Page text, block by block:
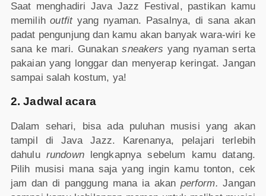
Saat menghadiri Java Jazz Festival, pastikan kamu
memilihoutfityang nyaman. Pasalnya, di sana akan
padat pengunjung dan kamu akan banyak wara-wiri ke
sana ke mari. Gunakansneakers yang nyaman serta
pakaian yang longgar dan menyerap keringat. Jangan
sampai salah kostum, ya!
2. Jadwal acara
Dalam sehari, bisa ada puluhan musisi yang akan
tampil di Java Jazz. Karenanya, pelajari terlebih
dahulu rundownlengkapnya sebelum kamu datang.
Pilih musisi mana saja yang ingin kamu tonton, cek
jam dan di panggung mana ia akan perform.Jangan